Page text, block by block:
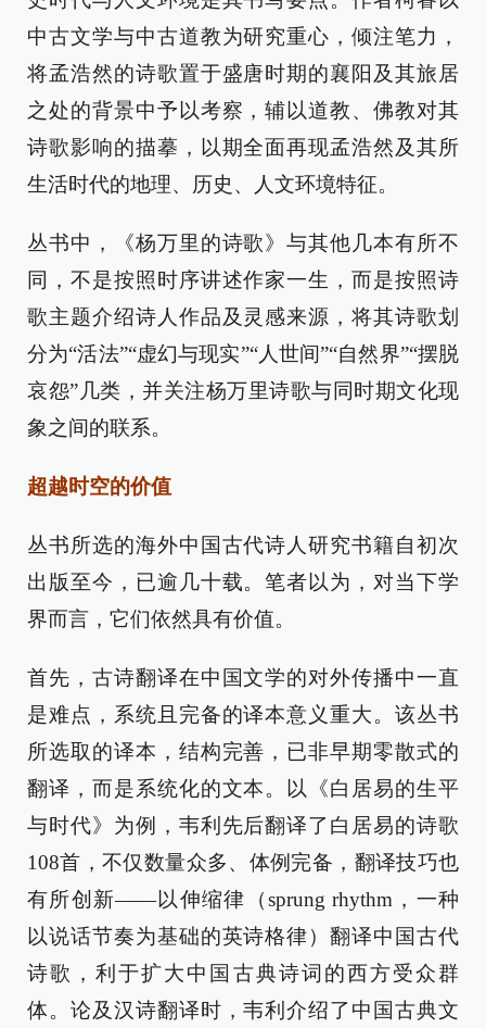
中古文学与中古道教为研究重心，倾注笔力，
将孟浩然的诗歌置于盛唐时期的襄阳及其旅居
之处的背景中予以考察，辅以道教、佛教对其
诗歌影响的描摹，以期全面再现孟浩然及其所
生活时代的地理、历史、人文环境特征。
丛书中，《杨万里的诗歌》与其他几本有所不
同，不是按照时序讲述作家一生，而是按照诗
歌主题介绍诗人作品及灵感来源，将其诗歌划
分为“活法”“虚幻与现实”“人世间”“自然界”“摆脱
哀怨”几类，并关注杨万里诗歌与同时期文化现
象之间的联系。
超越时空的价值
丛书所选的海外中国古代诗人研究书籍自初次
出版至今，已逾几十载。笔者以为，对当下学
界而言，它们依然具有价值。
首先，古诗翻译在中国文学的对外传播中一直
是难点，系统且完备的译本意义重大。该丛书
所选取的译本，结构完善，已非早期零散式的
翻译，而是系统化的文本。以《白居易的生平
与时代》为例，韦利先后翻译了白居易的诗歌
108首，不仅数量众多、体例完备，翻译技巧也
有所创新——以伸缩律（sprung rhythm，一种
以说话节奏为基础的英诗格律）翻译中国古代
诗歌，利于扩大中国古典诗词的西方受众群
体。论及汉诗翻译时，韦利介绍了中国古典文